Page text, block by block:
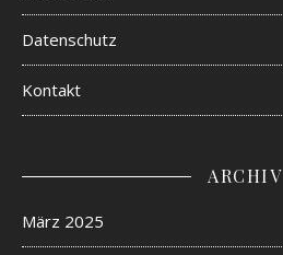
Datenschutz
Kontakt
ARCHIV
März 2025